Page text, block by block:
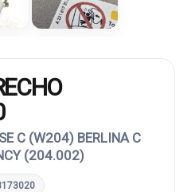
C (W204) BERLINA C
(204.002)